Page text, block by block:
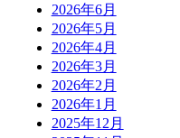
2026年6月
2026年5月
2026年4月
2026年3月
2026年2月
2026年1月
2025年12月